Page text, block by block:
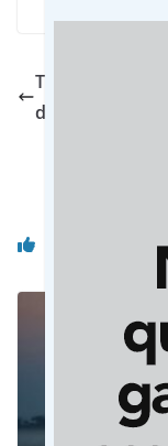
TRT/MS abre
diversas áreas
Você